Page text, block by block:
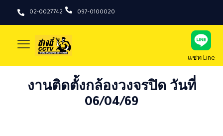
02-0027742 097-0100020
แชท Line
งานติดตั้งกล้องวงจรปิด วันที่
06/04/69